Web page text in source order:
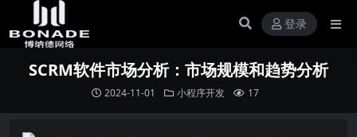
登录
SCRM软件市场分析：市场规模和趋势分析
2024-11-01 小程序开发 17